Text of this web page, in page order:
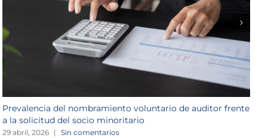
Prevalencia del nombramiento voluntario de auditor frente
a la solicitud del socio minoritario
29 abril, 2026 | Sin comentarios